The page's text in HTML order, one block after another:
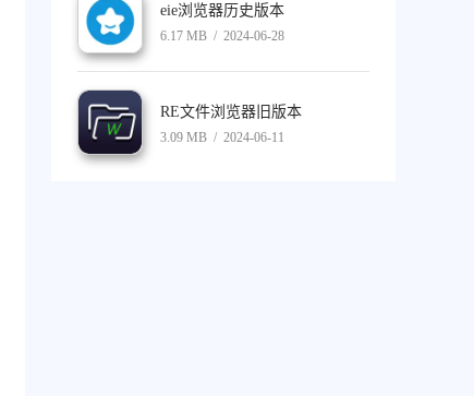
eie浏览器历史版本
6.17 MB / 2024-06-28
RE文件浏览器旧版本
3.09 MB / 2024-06-11